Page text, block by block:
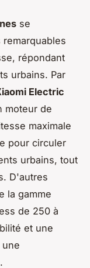
se
répondant
urbains. Par
Electric
moteur de
maximale
pour circuler
urbains, tout
D'autres
la gamme
de 250 à
et une